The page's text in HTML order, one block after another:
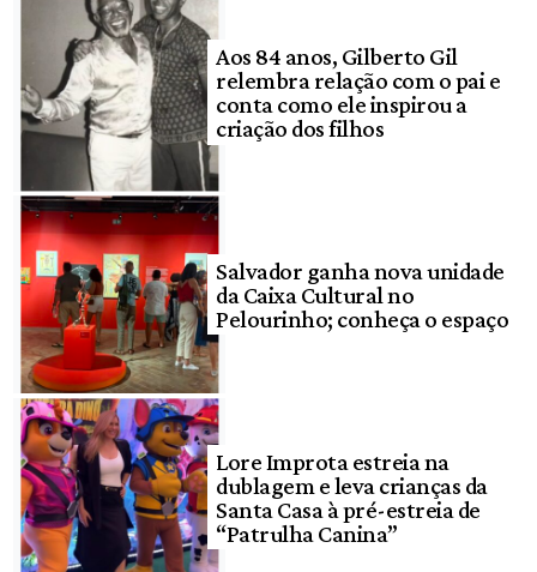
Aos 84 anos, Gilberto Gil
relembra relação com o pai e
conta como ele inspirou a
criação dos filhos
Salvador ganha nova unidade
da Caixa Cultural no
Pelourinho; conheça o espaço
Lore Improta estreia na
dublagem e leva crianças da
Santa Casa à pré-estreia de
“Patrulha Canina”